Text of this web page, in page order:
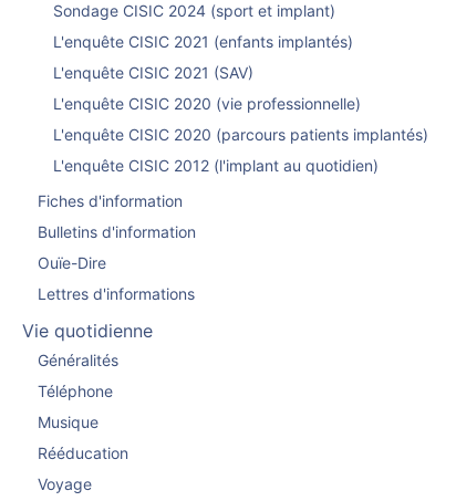
Sondage CISIC 2024 (sport et implant)
L'enquête CISIC 2021 (enfants implantés)
L'enquête CISIC 2021 (SAV)
L'enquête CISIC 2020 (vie professionnelle)
L'enquête CISIC 2020 (parcours patients implantés)
L'enquête CISIC 2012 (l'implant au quotidien)
Fiches d'information
Bulletins d'information
Ouïe-Dire
Lettres d'informations
Vie quotidienne
Généralités
Téléphone
Musique
Rééducation
Voyage